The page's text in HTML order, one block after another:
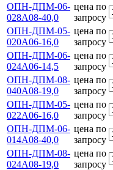
ОПН-ДПМ-06-
028А08-40,0
цена по
запросу
ОПН-ДПМ-05-
020А06-16,0
цена по
запросу
ОПН-ДПМ-06-
024А06-14,5
цена по
запросу
ОПН-ДПМ-08-
040А08-19,0
цена по
запросу
ОПН-ДПМ-05-
022А06-16,0
цена по
запросу
ОПН-ДПМ-06-
014А08-40,0
цена по
запросу
ОПН-ДПМ-08-
024А08-19,0
цена по
запросу